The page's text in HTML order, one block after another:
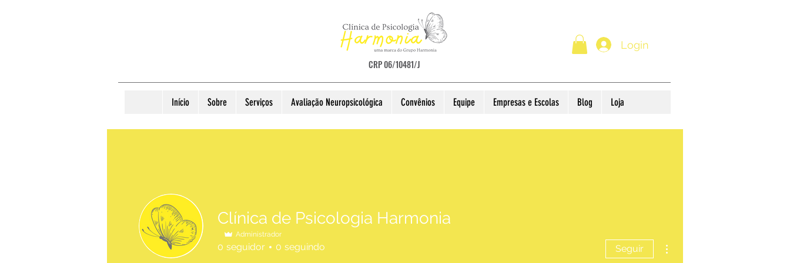
Login
CRP 06/10481/J
Início Sobre Serviços Avaliação Neuropsicológica Convênios Equipe Empresas e Escolas Blog Loja
Clínica de Psicologia Harmonia
Administrador
0 seguidor 0 seguindo Seguir